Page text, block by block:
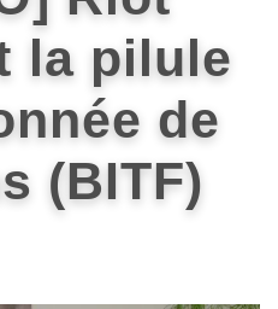
la pilule
de
(BITF)